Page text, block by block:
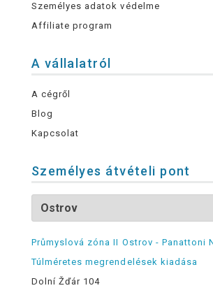
Személyes adatok védelme
Affiliate program
A vállalatról
A cégről
Blog
Kapcsolat
Személyes átvételi pont
Průmyslová zóna II Ostrov - Panattoni
Túlméretes megrendelések kiadása
Dolní Žďár 104